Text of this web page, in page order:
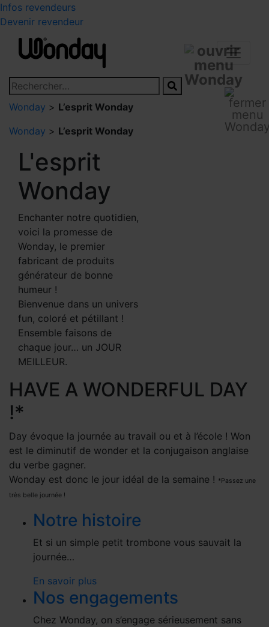
Infos revendeurs
Devenir revendeur
Wonday > L’esprit Wonday
Wonday > L’esprit Wonday
L'esprit
Wonday
Enchanter notre quotidien,
voici la promesse de
Wonday, le premier
fabricant de produits
générateur de bonne
humeur !
Bienvenue dans un univers
fun, coloré et pétillant !
Ensemble faisons de
chaque jour… un JOUR
MEILLEUR.
HAVE A WONDERFUL DAY
!*
Day évoque la journée au travail ou et à l’école ! Won
est le diminutif de wonder et la conjugaison anglaise
du verbe gagner.
Wonday est donc le jour idéal de la semaine ! *Passez une
très belle journée !
Notre histoire
Et si un simple petit trombone vous sauvait la
journée…
En savoir plus
Nos engagements
Chez Wonday, on s’engage sérieusement sans